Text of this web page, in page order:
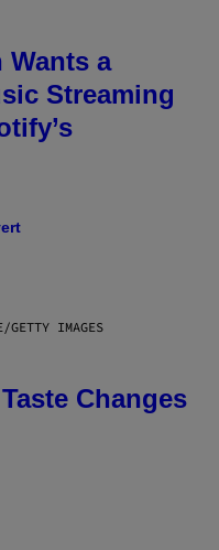
Wants a
Streaming
GETTY IMAGES
Changes